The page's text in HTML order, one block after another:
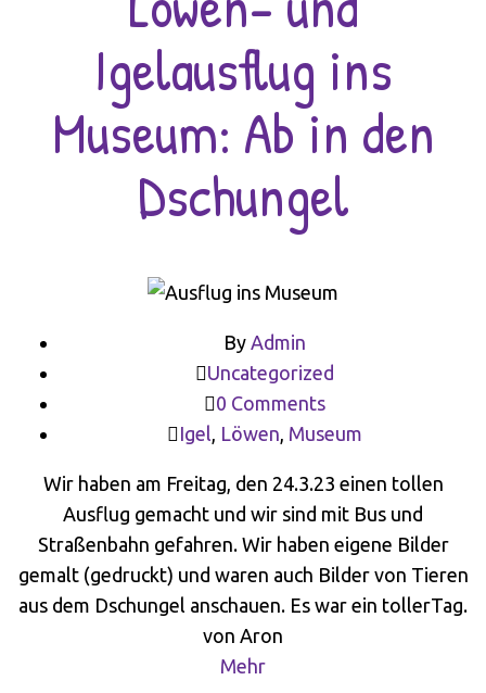
Igelausflug ins
Museum: Ab in den
Dschungel
By Admin
Uncategorized
0 Comments
Igel Löwen Museum
Wir haben am Freitag, den 24.3.23 einen tollen
Ausflug gemacht und wir sind mit Bus und
Straßenbahn gefahren. Wir haben eigene Bilder
gemalt (gedruckt) und waren auch Bilder von Tieren
aus dem Dschungel anschauen. Es war ein tollerTag.
von Aron
Mehr